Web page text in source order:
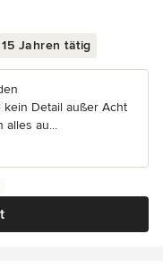
5 Sternen
Jahren tätig
Detail außer Acht
alles au...